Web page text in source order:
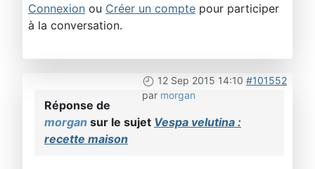
Connexion ou Créer un compte pour participer
à la conversation.
12 Sep 2015 14:10 #101552
par morgan
Réponse de
morgan sur le sujet Vespa velutina :
recette maison